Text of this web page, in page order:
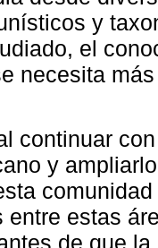
y
el
necesita
continuar
y
entre estas
de que